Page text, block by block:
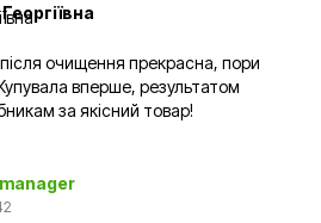
очищення прекрасна, пори
вперше, результатом
за якісний товар!
manager